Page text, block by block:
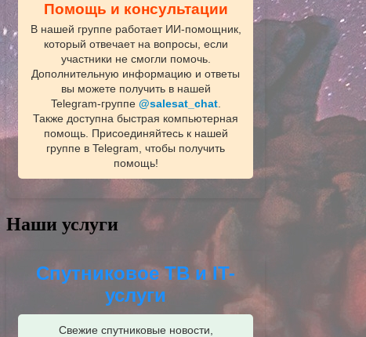
Помощь и консультации
В нашей группе работает ИИ‑помощник,
который отвечает на вопросы, если
участники не смогли помочь.
Дополнительную информацию и ответы
вы можете получить в нашей
Telegram‑группе @salesat_chat.
Также доступна быстрая компьютерная
помощь. Присоединяйтесь к нашей
группе в Telegram, чтобы получить
помощь!
Наши услуги
Спутниковое ТВ и IT-
услуги
Свежие спутниковые новости,